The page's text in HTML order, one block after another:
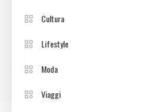
Cultura
Lifestyle
Moda
Viaggi